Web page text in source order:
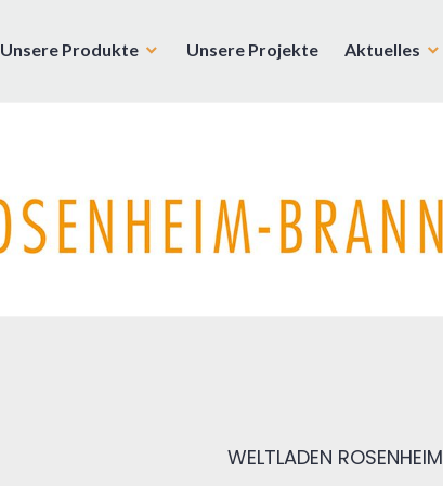
Unsere Produkte Unsere Projekte Aktuelles
WELTLADEN ROSENHEIM